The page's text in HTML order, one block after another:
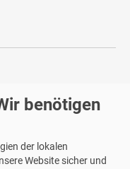
und Postfilialen
benötigen
der lokalen
Website sicher und